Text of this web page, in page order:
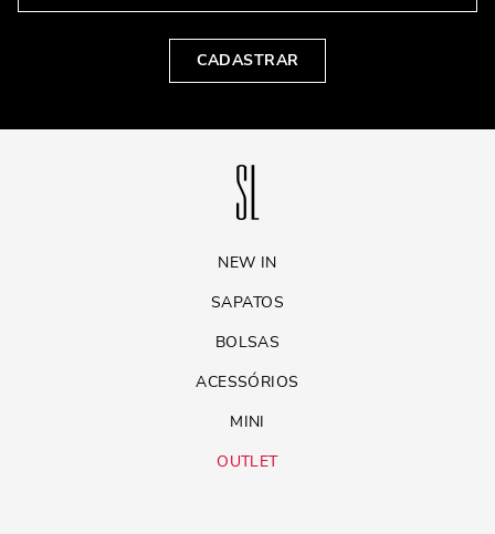
mulher. Com sua combinação de estilo, praticidade e versatilidade, ela
curtas, a bolsa shopper atende a todas as necessidades sem perder o
CADASTRAR
NEW IN
SAPATOS
BOLSAS
ACESSÓRIOS
MINI
OUTLET